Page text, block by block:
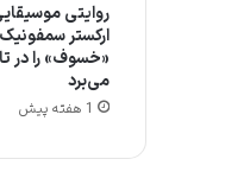
روایتی
ارکستر
«خسوف» را در
می‌برد
1 هفته پیش